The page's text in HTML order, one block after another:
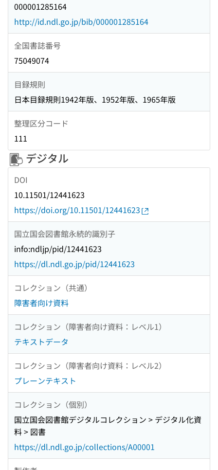
000001285164
http://id.ndl.go.jp/bib/000001285164
全国書誌番号
75049074
目録規則
日本目録規則1942年版、1952年版、1965年版
整理区分コード
111
デジタル
DOI
10.11501/12441623
https://doi.org/10.11501/12441623
国立国会図書館永続的識別子
info:ndljp/pid/12441623
https://dl.ndl.go.jp/pid/12441623
コレクション（共通）
障害者向け資料
コレクション（障害者向け資料：レベル1）
テキストデータ
コレクション（障害者向け資料：レベル2）
プレーンテキスト
コレクション（個別）
国立国会図書館デジタルコレクション > デジタル化資
料 > 図書
https://dl.ndl.go.jp/collections/A00001